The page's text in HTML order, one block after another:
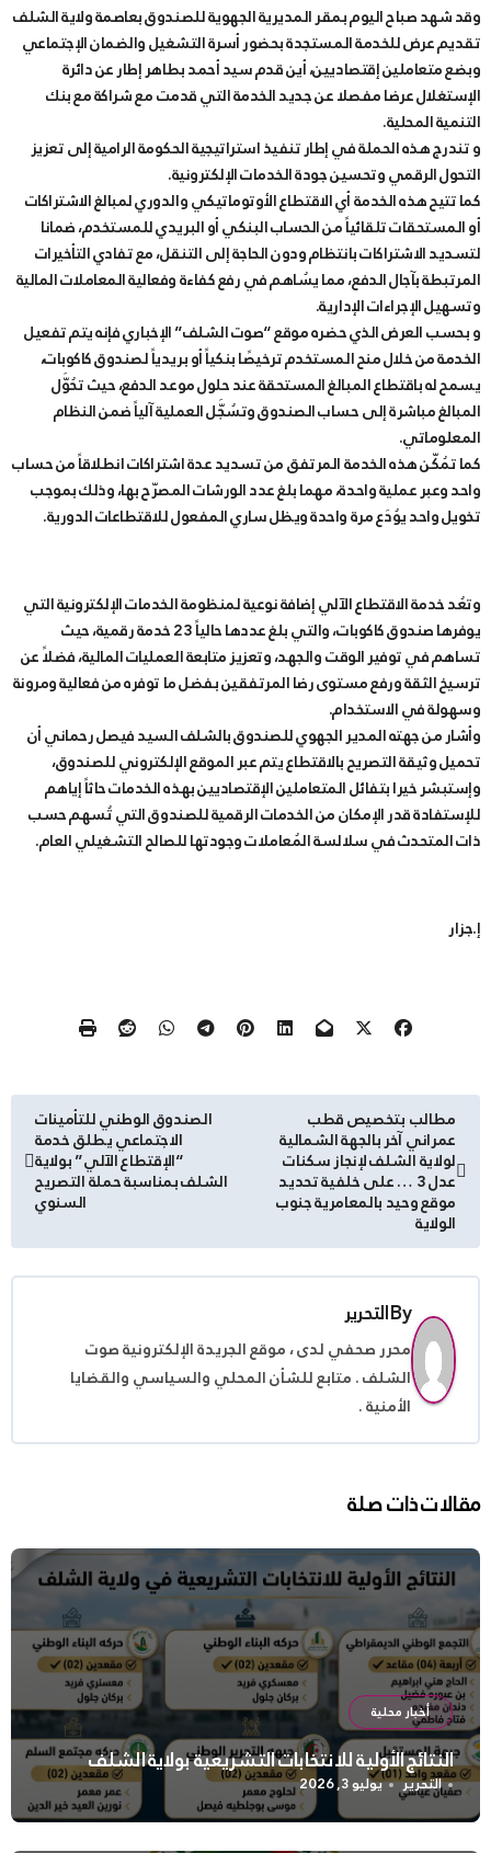
وقد شهد صباح اليوم بمقر المديرية الجهوية للصندوق بعاصمة ولاية الشلف
تقديم عرض للخدمة المستجدة بحضور أسرة التشغيل والضمان الإجتماعي
وبضع متعاملين إقتصاديين، أين قدم سيد أحمد بطاهر إطار عن دائرة
الإستغلال عرضا مفصلا عن جديد الخدمة التي قدمت مع شراكة مع بنك
التنمية المحلية.
و تندرج هذه الحملة في إطار تنفيذ استراتيجية الحكومة الرامية إلى تعزيز
التحول الرقمي وتحسين جودة الخدمات الإلكترونية.
كما تتيح هذه الخدمة أي الاقتطاع الأوتوماتيكي والدوري لمبالغ الاشتراكات
أو المستحقات تلقائياً من الحساب البنكي أو البريدي للمستخدم، ضمانا
لتسديد الاشتراكات بانتظام ودون الحاجة إلى التنقل، مع تفادي التأخيرات
المرتبطة بآجال الدفع، مما يسُاهم في رفع كفاءة وفعالية المعاملات المالية
وتسهيل الإجراءات الإدارية.
و بحسب العرض الذي حضره موقع “صوت الشلف” الإخباري فإنه يتم تفعيل
الخدمة من خلال منح المستخدم ترخيصًا بنكياً أو بريدياً لصندوق كاكوبات،
يسمح له باقتطاع المبالغ المستحقة عند حلول موعد الدفع، حيث تحُوَّل
المبالغ مباشرة إلى حساب الصندوق وتسُجَّل العملية آلياً ضمن النظام
المعلوماتي.
كما تمُكّن هذه الخدمة المرتفق من تسديد عدة اشتراكات انطلاقاً من حساب
واحد وعبر عملية واحدة، مهما بلغ عدد الورشات المصرّح بها، وذلك بموجب
تخويل واحد يوُدَع مرة واحدة ويظل ساري المفعول للاقتطاعات الدورية.
وتعُد خدمة الاقتطاع الآلي إضافة نوعية لمنظومة الخدمات الإلكترونية التي
يوفرها صندوق كاكوبات، والتي بلغ عددها حالياً 23 خدمة رقمية، حيث
تساهم في توفير الوقت والجهد، وتعزيز متابعة العمليات المالية، فضلاً عن
ترسيخ الثقة ورفع مستوى رضا المرتفقين بفضل ما توفره من فعالية ومرونة
وسهولة في الاستخدام.
وأشار من جهته المدير الجهوي للصندوق بالشلف السيد فيصل رحماني أن
تحميل وثيقة التصريح بالاقتطاع يتم عبر الموقع الإلكتروني للصندوق،
وإستبشر خيرا بتفائل المتعاملين الإقتصاديين بهذه الخدمات حاثاً إياهم
للإستفادة قدر الإمكان من الخدمات الرقمية للصندوق التي تُسهم حسب
ذات المتحدث في سلالسة المُعاملات وجودتها للصالح التشغيلي العام.
إ.جزار
تصفّح
المقالات
مطالب بتخصيص قطب
عمراني آخر بالجهة الشمالية
لولاية الشلف لإنجاز سكنات
عدل 3 … على خلفية تحديد
موقع وحيد بالمعامرية جنوب
الولاية
الصندوق الوطني للتأمينات
الاجتماعي يطلق خدمة
“الإقتطاع الآلي” بولاية
الشلف بمناسبة حملة التصريح
السنوي
Byالتحرير
محرر صحفي لدى ، موقع الجريدة الإلكترونية صوت
الشلف . متابع للشأن المحلي والسياسي والقضايا
الأمنية .
مقالات ذات صلة
أخبار محلية
النتائج الأولية للانتخابات التشريعية بولاية الشلف
التحرير يوليو 3, 2026